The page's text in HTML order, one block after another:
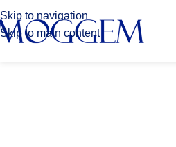
Skip to navigation
Skip to main content